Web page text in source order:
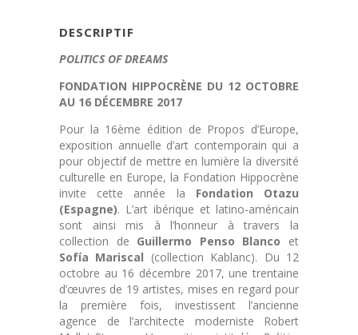
DESCRIPTIF
POLITICS OF DREAMS
FONDATION HIPPOCRÈNE DU 12 OCTOBRE
AU 16 DÉCEMBRE 2017
Pour la 16ème édition de Propos d’Europe,
exposition annuelle d’art contemporain qui a
pour objectif de mettre en lumière la diversité
culturelle en Europe, la Fondation Hippocrène
invite cette année la Fondation Otazu
(Espagne). L’art ibérique et latino-américain
sont ainsi mis à l’honneur à travers la
collection de Guillermo Penso Blanco et
Sofía Mariscal (collection Kablanc). Du 12
octobre au 16 décembre 2017, une trentaine
d’œuvres de 19 artistes, mises en regard pour
la première fois, investissent l’ancienne
agence de l’architecte moderniste Robert